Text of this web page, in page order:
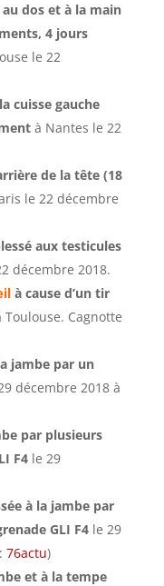
au dos et à la main
4 jours
le 22
cuisse gauche
à Nantes le 22
de la tête (18
le 22 décembre
aux testicules
décembre 2018.
à cause d’un tir
Cagnotte
jambe par un
décembre 2018 à
par plusieurs
F4le 29
à la jambe par
GLI F4le 29
76actu)
et à la tempe